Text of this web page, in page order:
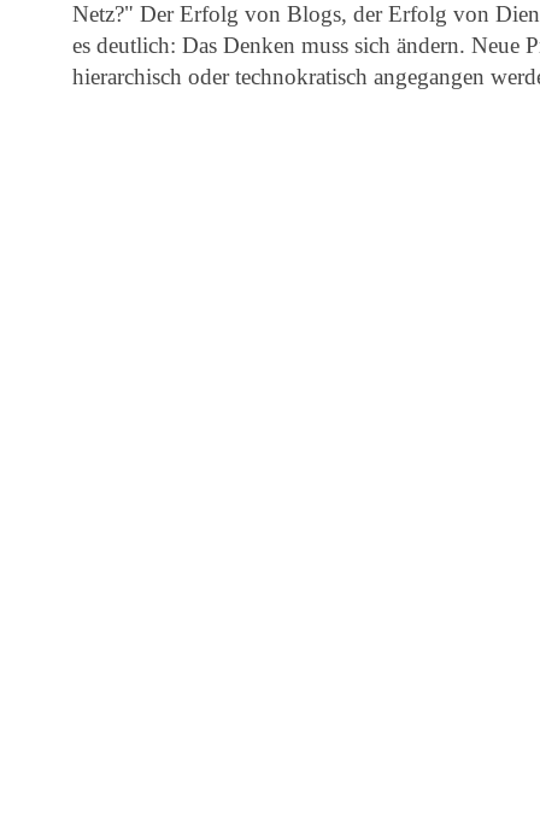
Netz?" Der Erfolg von Blogs, der Erfolg von
es deutlich: Das Denken muss sich ändern. Neue
hierarchisch oder technokratisch angegangen